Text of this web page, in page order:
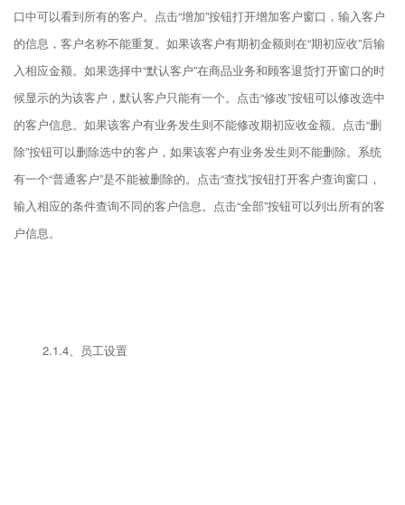
口中可以看到所有的客户。点击“增加”按钮打开增加客户窗口，输入客户
的信息，客户名称不能重复。如果该客户有期初金额则在“期初应收”后输
入相应金额。如果选择中“默认客户”在商品业务和顾客退货打开窗口的时
候显示的为该客户，默认客户只能有一个。点击“修改”按钮可以修改选中
的客户信息。如果该客户有业务发生则不能修改期初应收金额。点击“删
除”按钮可以删除选中的客户，如果该客户有业务发生则不能删除。系统
有一个“普通客户”是不能被删除的。点击“查找”按钮打开客户查询窗口，
输入相应的条件查询不同的客户信息。点击“全部”按钮可以列出所有的客
户信息。
2.1.4、员工设置